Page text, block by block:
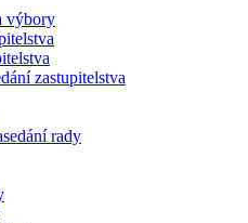
výbory
zastupitelstva
rady